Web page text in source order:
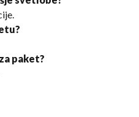
paket?